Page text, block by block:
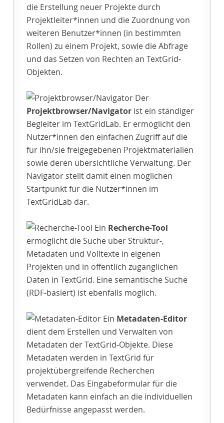
die Erstellung neuer Projekte durch
Projektleiter*innen und die Zuordnung von
weiteren Benutzer*innen (in bestimmten
Rollen) zu einem Projekt, sowie die Abfrage
und das Setzen von Rechten an TextGrid-
Objekten.
Der
Projektbrowser/Navigator ist ein ständiger
Begleiter im TextGridLab. Er ermöglicht den
Nutzer*innen den einfachen Zugriff auf die
für ihn/sie freigegebenen Projektmaterialien
sowie deren übersichtliche Verwaltung. Der
Navigator stellt damit einen möglichen
Startpunkt für die Nutzer*innen im
TextGridLab dar.
Ein Recherche-Tool
ermöglicht die Suche über Struktur-,
Metadaten und Volltexte in eigenen
Projekten und in öffentlich zugänglichen
Daten in TextGrid. Eine semantische Suche
(RDF-basiert) ist ebenfalls möglich.
Ein Metadaten-Editor
dient dem Erstellen und Verwalten von
Metadaten der TextGrid-Objekte. Diese
Metadaten werden in TextGrid für
projektübergreifende Recherchen
verwendet. Das Eingabeformular für die
Metadaten kann einfach an die individuellen
Bedürfnisse angepasst werden.